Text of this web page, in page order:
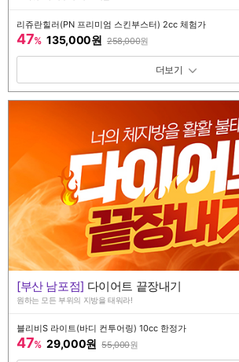
리쥬란힐러(PN 프리미엄 스킨부스터) 2cc 체험가
47% 135,000원 258,000원
패키지 보기
[부산 남포점] 다이어트 끝장내기
원하는 모든 부위의 지방을 태워라!
블리비S 라이트(바디 컨투어링) 10cc 한정가
47% 29,000원 55,000원